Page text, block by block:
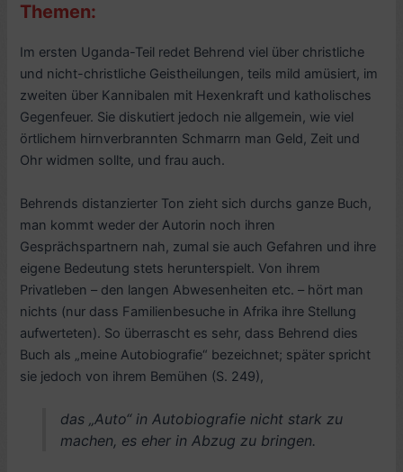
Themen:
Im ersten Uganda-Teil redet Behrend viel über christliche
und nicht-christliche Geistheilungen, teils mild amüsiert, im
zweiten über Kannibalen mit Hexenkraft und katholisches
Gegenfeuer. Sie diskutiert jedoch nie allgemein, wie viel
örtlichem hirnverbrannten Schmarrn man Geld, Zeit und
Ohr widmen sollte, und frau auch.
Behrends distanzierter Ton zieht sich durchs ganze Buch,
man kommt weder der Autorin noch ihren
Gesprächspartnern nah, zumal sie auch Gefahren und ihre
eigene Bedeutung stets herunterspielt. Von ihrem
Privatleben – den langen Abwesenheiten etc. – hört man
nichts (nur dass Familienbesuche in Afrika ihre Stellung
aufwerteten). So überrascht es sehr, dass Behrend dies
Buch als „meine Autobiografie“ bezeichnet; später spricht
sie jedoch von ihrem Bemühen (S. 249),
das „Auto“ in Autobiografie nicht stark zu
machen, es eher in Abzug zu bringen.